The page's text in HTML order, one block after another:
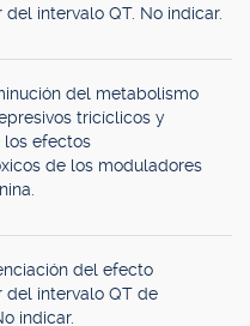
intervalo QT. No indicar.
del metabolismo
tricíclicos y
los efectos
de los moduladores
del efecto
del intervalo QT de
indicar.